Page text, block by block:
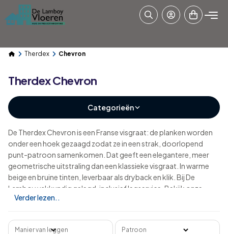
Therdex Chevron
Therdex Chevron
Categorieën
De Therdex Chevron is een Franse visgraat: de planken worden
onder een hoek gezaagd zodat ze in een strak, doorlopend
punt-patroon samenkomen. Dat geeft een elegantere, meer
geometrische uitstraling dan een klassieke visgraat. In warme
beige en bruine tinten, leverbaar als dryback en klik. Bij De
Lamboy vakkundig gelegd, inclusief legservice. Bekijk onze
visgraat vloeren
Verder lezen..
Manier van leggen Patroon